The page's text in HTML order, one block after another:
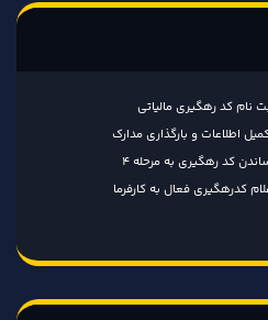
نام کد رهگیری مالیاتی
اطلاعات و بارگذاری مدارک
کد رهگیری به مرحله 4
کدرهگیری فعال به کارفرما